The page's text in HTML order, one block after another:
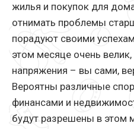
жилья и покупок для
отнимать проблемы
порадуют своими
этом месяце очень
напряжения – вы сами,
Вероятны различные
финансами и
будут разрешены в этом